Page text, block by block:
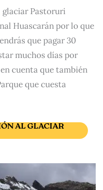
glaciar Pastoruri
Huascarán por lo que
que pagar 30
muchos días por
cuenta que también
que cuesta
AL GLACIAR